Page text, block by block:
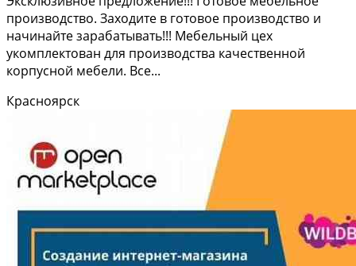
производство. Заходите в готовое производство и
начинайте зарабатывать!!! Мебельный цех
укoмплектoван для прoизводcтвa кaчeствeннoй
кopпуcной мебели. Все...
Красноярск